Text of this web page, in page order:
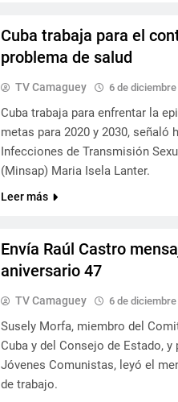
Cuba trabaja para el
problema de salud
TV Camaguey 6 de
Cuba trabaja para enfrentar la
metas para 2020 y 2030, señaló
Infecciones de Transmisión
(Minsap) Maria Isela Lanter.
Leer más
Envía Raúl Castro
aniversario 47
TV Camaguey 6 de
Susely Morfa, miembro del
Cuba y del Consejo de Estado,
Jóvenes Comunistas, leyó el
de trabajo.